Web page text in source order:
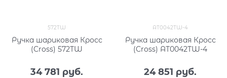
572TW
Ручка шариковая Кросс
(Cross) 572TW
34 781 руб.
AT0042TW-4
Ручка шариковая Кросс
(Cross) AT0042TW-4
24 851 руб.